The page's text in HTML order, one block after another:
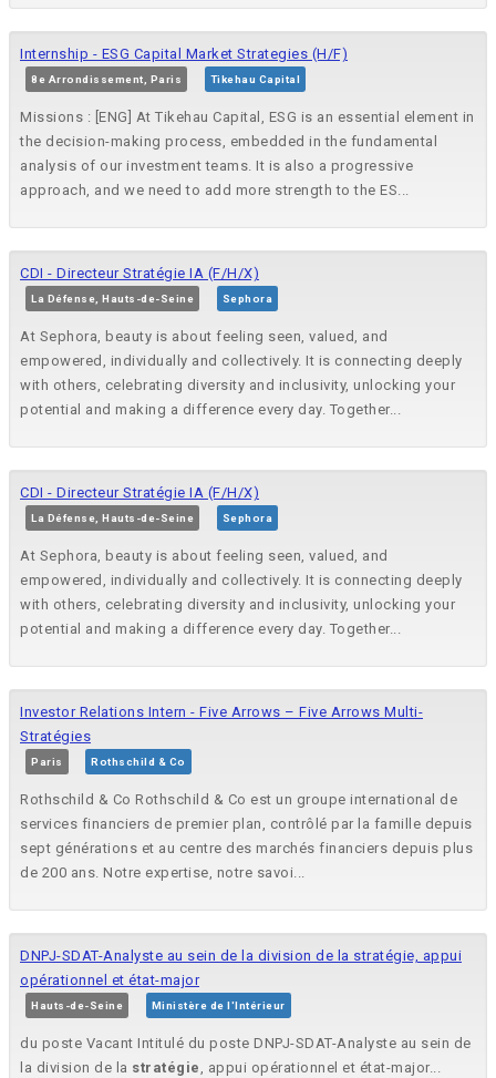
Internship - ESG Capital Market Strategies (H/F)
8e Arrondissement, Paris Tikehau Capital
Missions : [ENG] At Tikehau Capital, ESG is an essential element in
the decision-making process, embedded in the fundamental
analysis of our investment teams. It is also a progressive
approach, and we need to add more strength to the ES...
CDI - Directeur Stratégie IA (F/H/X)
La Défense, Hauts-de-Seine Sephora
At Sephora, beauty is about feeling seen, valued, and
empowered, individually and collectively. It is connecting deeply
with others, celebrating diversity and inclusivity, unlocking your
potential and making a difference every day. Together...
CDI - Directeur Stratégie IA (F/H/X)
La Défense, Hauts-de-Seine Sephora
At Sephora, beauty is about feeling seen, valued, and
empowered, individually and collectively. It is connecting deeply
with others, celebrating diversity and inclusivity, unlocking your
potential and making a difference every day. Together...
Investor Relations Intern - Five Arrows – Five Arrows Multi-
Stratégies
Paris Rothschild & Co
Rothschild & Co Rothschild & Co est un groupe international de
services financiers de premier plan, contrôlé par la famille depuis
sept générations et au centre des marchés financiers depuis plus
de 200 ans. Notre expertise, notre savoi...
DNPJ-SDAT-Analyste au sein de la division de la stratégie, appui
opérationnel et état-major
Hauts-de-Seine Ministère de l'Intérieur
du poste Vacant Intitulé du poste DNPJ-SDAT-Analyste au sein de
la division de la stratégie, appui opérationnel et état-major...